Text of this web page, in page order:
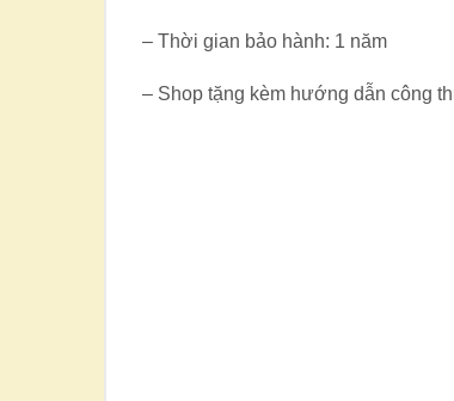
– Thời gian bảo hành: 1 năm
– Shop tặng kèm hướng dẫn công